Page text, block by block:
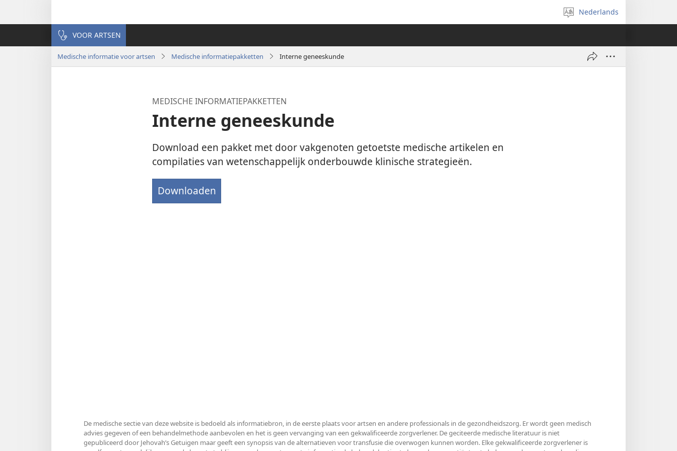
Taal
selecteren
Nederlands
VOOR ARTSEN
Medische informatie voor artsen Medische informatiepakketten Interne geneeskunde
MEDISCHE INFORMATIEPAKKETTEN
Interne geneeskunde
Download een pakket met door vakgenoten getoetste medische artikelen en
compilaties van wetenschappelijk onderbouwde klinische strategieën.
Downloaden
De medische sectie van deze website is bedoeld als informatiebron, in de eerste plaats voor artsen en andere professionals in de gezondheidszorg. Er wordt geen medisch
advies gegeven of een behandelmethode aanbevolen en het is geen vervanging van een gekwalificeerde zorgverlener. De geciteerde medische literatuur is niet
gepubliceerd door Jehovah’s Getuigen maar geeft een synopsis van de alternatieven voor transfusie die overwogen kunnen worden. Elke gekwalificeerde zorgverlener is